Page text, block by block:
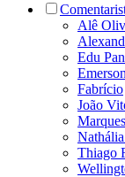
Alê
Edu
Fabrício
João
Marques
Thiago